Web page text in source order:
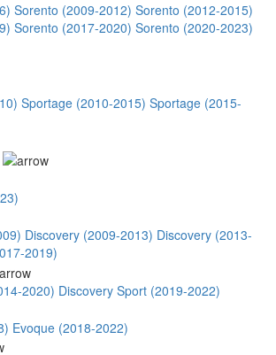
Sorento (2009-2012) Sorento (2012-2015)
Sorento (2017-2020) Sorento (2020-2023)
Sportage (2010-2015) Sportage (2015-
Discovery (2009-2013) Discovery (2013-
2019)
2020) Discovery Sport (2019-2022)
Evoque (2018-2022)